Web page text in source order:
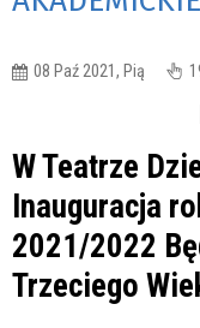
08 Paź 2021, Pią
W Teatrze
Inauguracja
2021/2022
Trzeciego